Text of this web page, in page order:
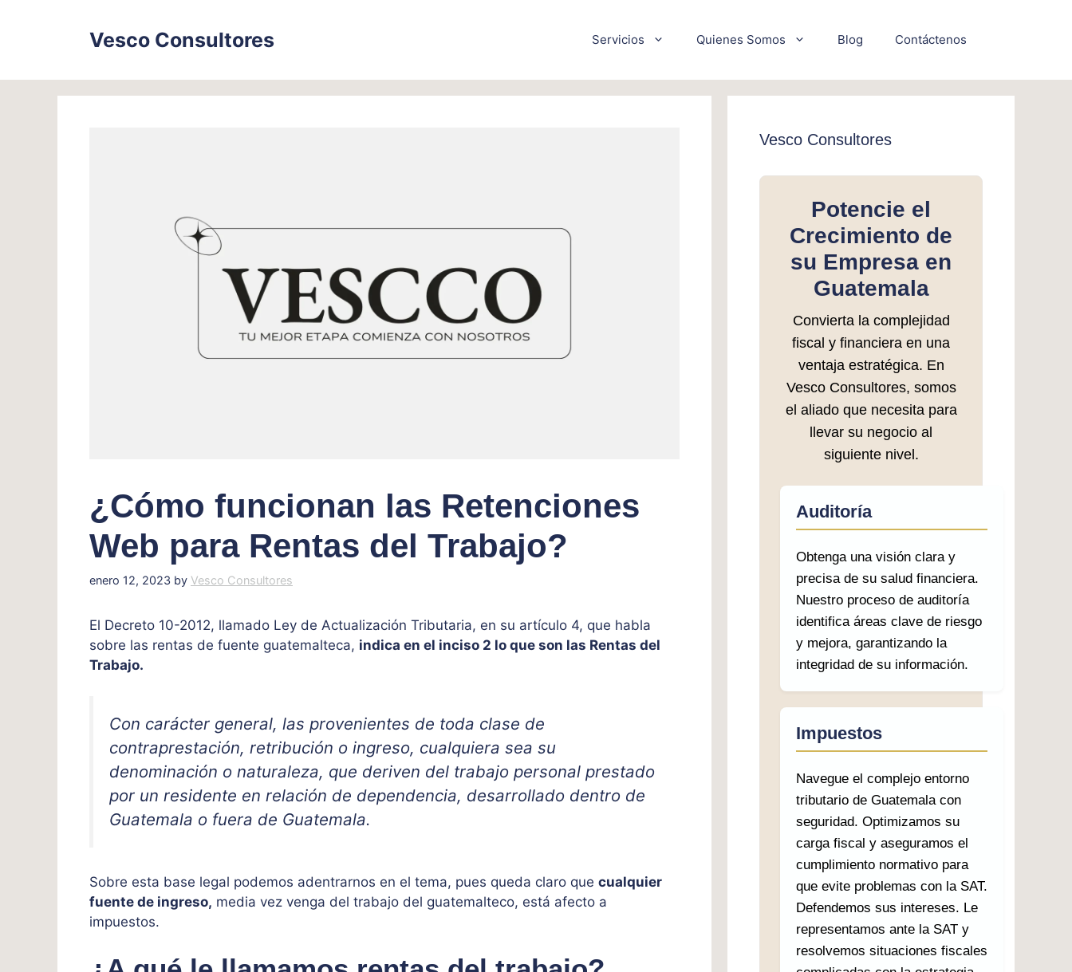
Vesco Consultores Servicios Quienes Somos Blog Contáctenos
¿Cómo funcionan las Retenciones
Web para Rentas del Trabajo?
enero 12, 2023 by Vesco Consultores
El Decreto 10-2012, llamado Ley de Actualización Tributaria, en su artículo 4, que habla
sobre las rentas de fuente guatemalteca, indica en el inciso 2 lo que son las Rentas del
Trabajo.
Con carácter general, las provenientes de toda clase de
contraprestación, retribución o ingreso, cualquiera sea su
denominación o naturaleza, que deriven del trabajo personal prestado
por un residente en relación de dependencia, desarrollado dentro de
Guatemala o fuera de Guatemala.
Sobre esta base legal podemos adentrarnos en el tema, pues queda claro que cualquier
fuente de ingreso, media vez venga del trabajo del guatemalteco, está afecto a
impuestos.
Vesco Consultores
Potencie el
Crecimiento de
su Empresa en
Guatemala
Convierta la complejidad
fiscal y financiera en una
ventaja estratégica. En
Vesco Consultores, somos
el aliado que necesita para
llevar su negocio al
siguiente nivel.
Auditoría
Obtenga una visión clara y
precisa de su salud financiera.
Nuestro proceso de auditoría
identifica áreas clave de riesgo
y mejora, garantizando la
integridad de su información.
Impuestos
Navegue el complejo entorno
tributario de Guatemala con
seguridad. Optimizamos su
carga fiscal y aseguramos el
cumplimiento normativo para
que evite problemas con la SAT.
Defendemos sus intereses. Le
representamos ante la SAT y
resolvemos situaciones fiscales